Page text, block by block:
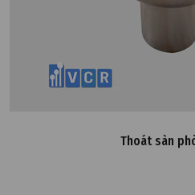
Thoát sàn